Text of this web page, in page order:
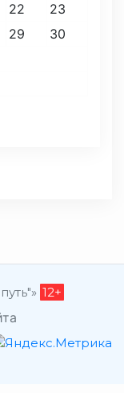
22
23
29
30
12+